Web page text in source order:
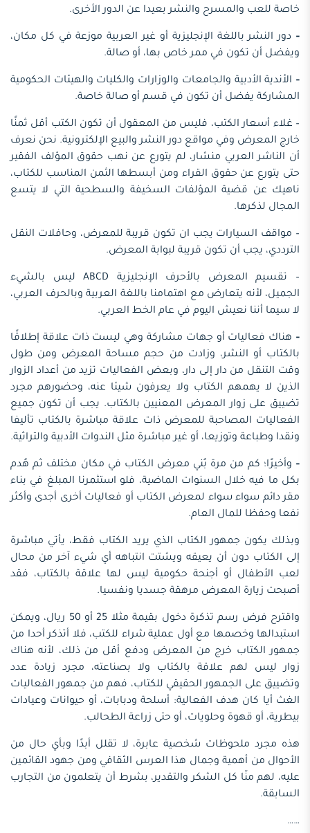
خاصة للعب والمسرح والنشر بعيدا عن الدور الأخرى.
– دور النشر باللغة الإنجليزية أو غير العربية موزعة في كل مكان،
ويفضل أن تكون في ممر خاص بها، أو صالة.
– الأندية الأدبية والجامعات والوزارات والكليات والهيئات الحكومية
المشاركة يفضل أن تكون في قسم أو صالة خاصة.
– غلاء أسعار الكتب، فليس من المعقول أن تكون الكتب أقل ثمنًا
خارج المعرض وفي مواقع دور النشر والبيع الإلكترونية. نحن نعرف
أن الناشر العربي منشار، لم يتورع عن نهب حقوق المؤلف الفقير
حتى يتورع عن حقوق القراء ومن أبسطها الثمن المناسب للكتاب،
ناهيك عن قضية المؤلفات السخيفة والسطحية التي لا يتسع
المجال لذكرها.
– مواقف السيارات يجب ان تكون قريبة للمعرض، وحافلات النقل
الترددي، يجب أن تكون قريبة لبوابة المعرض.
– تقسيم المعرض بالأحرف الإنجليزية ABCD ليس بالشيء
الجميل، لأنه يتعارض مع اهتمامنا باللغة العربية وبالحرف العربي،
لا سيما أننا نعيش اليوم في عام الخط العربي.
– هناك فعاليات أو جهات مشاركة وهي ليست ذات علاقة إطلاقًا
بالكتاب أو النشر، وزادت من حجم مساحة المعرض ومن طول
وقت التنقل من دار إلى دار، وبعض الفعاليات تزيد من أعداد الزوار
الذين لا يهمهم الكتاب ولا يعرفون شيئا عنه، وحضورهم مجرد
تضييق على زوار المعرض المعنيين بالكتاب. يجب أن تكون جميع
الفعاليات المصاحبة للمعرض ذات علاقة مباشرة بالكتاب تأليفا
ونقدا وطباعة وتوزيعا، أو غير مباشرة مثل الندوات الأدبية والتراثية.
– وأخيرًا؛ كم من مرة بُني معرض الكتاب في مكان مختلف ثم هُدم
بكل ما فيه خلال السنوات الماضية، فلو استثمرنا المبلغ في بناء
مقر دائم سواء سواء لمعرض الكتاب أو فعاليات أخرى أجدى وأكثر
نفعا وحفظا للمال العام.
وبذلك يكون جمهور الكتاب الذي يريد الكتاب فقط، يأتي مباشرة
إلى الكتاب دون أن يعيقه ويشتت انتباهه أي شيء آخر من محال
لعب الأطفال أو أجنحة حكومية ليس لها علاقة بالكتاب، فقد
أصبحت زيارة المعرض مرهقة جسديا ونفسيا.
واقترح فرض رسم تذكرة دخول بقيمة مثلا 25 أو 50 ريال، ويمكن
استبدالها وخصمها مع أول عملية شراء للكتب، فلا أتذكر أحدا من
جمهور الكتاب خرج من المعرض ودفع أقل من ذلك، لأنه هناك
زوار ليس لهم علاقة بالكتاب ولا بصناعته، مجرد زيادة عدد
وتضييق على الجمهور الحقيقي للكتاب، فهم من جمهور الفعاليات
الغث أيا كان هدف الفعالية: أسلحة ودبابات، أو حيوانات وعيادات
بيطرية، أو قهوة وحلويات، أو حتى زراعة الطحالب.
هذه مجرد ملحوظات شخصية عابرة، لا تقلل أبدًا وبأي حال من
الأحوال من أهمية وجمال هذا العرس الثقافي ومن جهود القائمين
عليه، لهم منّا كل الشكر والتقدير، بشرط أن يتعلمون من التجارب
السابقة.
……